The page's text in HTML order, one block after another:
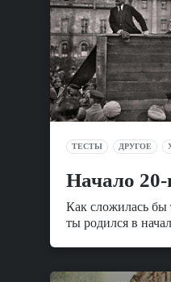
ТЕСТЫ ДРУГОЕ
Начало 20-
Как сложилась бы
ты родился в